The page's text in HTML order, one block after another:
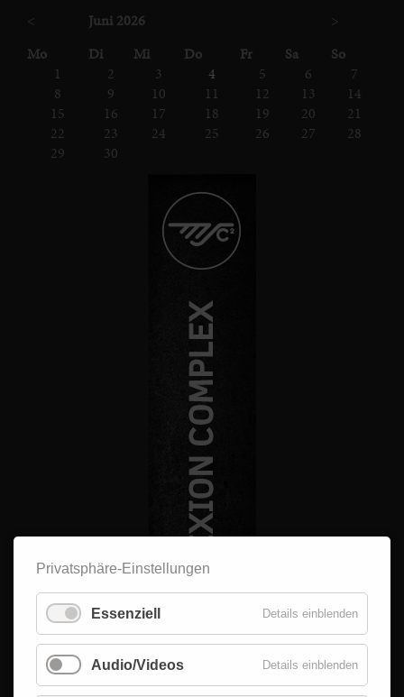
< Juni 2026
>
Montag DienstagMittwochDonnerstag
Freitag Samstag Sonntag
1
2 3 4 5 6
7
8
9 10 11 12 13
14
15
16 17 18 19 20
21
22
23 24 25 26 27
28
29
30
Privatsphäre-Einstellungen
Essenziell Details einblenden
Audio/Videos Details einblenden